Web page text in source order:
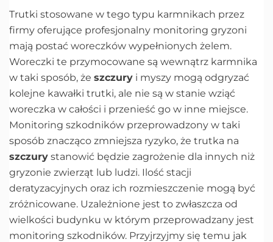
Trutki stosowane w tego typu karmnikach przez
firmy oferujące profesjonalny monitoring gryzoni
mają postać woreczków wypełnionych żelem.
Woreczki te przymocowane są wewnątrz karmnika
w taki sposób, że szczury i myszy mogą odgryzać
kolejne kawałki trutki, ale nie są w stanie wziąć
woreczka w całości i przenieść go w inne miejsce.
Monitoring szkodników przeprowadzony w taki
sposób znacząco zmniejsza ryzyko, że trutka na
szczury stanowić będzie zagrożenie dla innych niż
gryzonie zwierząt lub ludzi. Ilość stacji
deratyzacyjnych oraz ich rozmieszczenie mogą być
zróżnicowane. Uzależnione jest to zwłaszcza od
wielkości budynku w którym przeprowadzany jest
monitoring szkodników. Przyjrzyjmy się temu jak